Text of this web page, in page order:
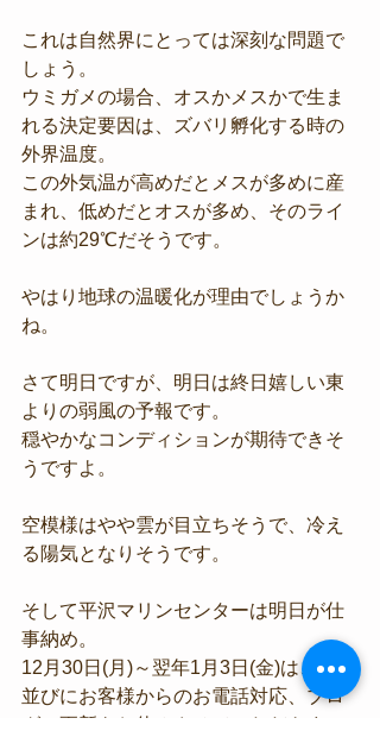
これは自然界にとっては深刻な問題で
しょう。
ウミガメの場合、オスかメスかで生ま
れる決定要因は、ズバリ孵化する時の
外界温度。
この外気温が高めだとメスが多めに産
まれ、低めだとオスが多め、そのライ
ンは約29℃だそうです。
やはり地球の温暖化が理由でしょうか
ね。
さて明日ですが、明日は終日嬉しい東
よりの弱風の予報です。
穏やかなコンディションが期待できそ
うですよ。
空模様はやや雲が目立ちそうで、冷え
る陽気となりそうです。
そして平沢マリンセンターは明日が仕
事納め。
12月30日(月)～翌年1月3日(金)は、営業
並びにお客様からのお電話対応、ブロ
グの更新をお休みさせていただきま